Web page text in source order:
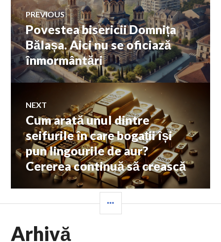
Navigare
în
articole
PREVIOUS
Previous
post:
Povestea bisericii Domnița
Bălașa. Aici nu se oficiază
înmormântări
NEXT
Next
post:
Cum arată unul dintre
seifurile în care bogații își
pun lingourile de aur?
Cererea continuă să crească
Arhivă